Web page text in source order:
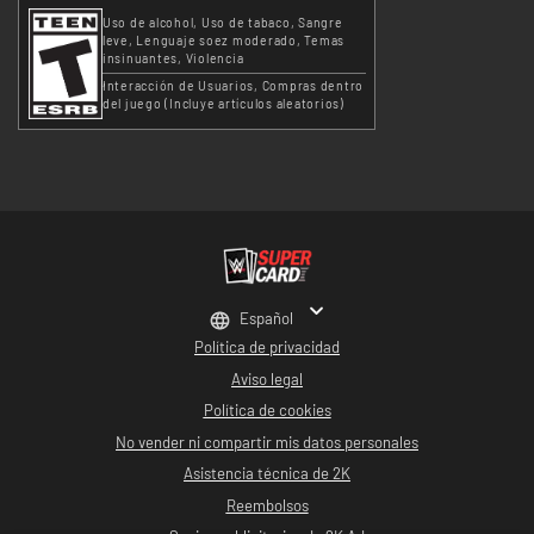
Uso de alcohol Uso de tabaco
Sangre
leve
Lenguaje soez moderado
Temas
insinuantes
Violencia
Interacción de Usuarios
Compras dentro
del juego (Incluye artículos aleatorios)
Política de privacidad
Aviso legal
Política de cookies
No vender ni compartir mis datos personales
Asistencia técnica de 2K
Reembolsos
Español